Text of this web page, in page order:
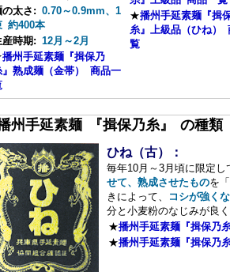
の太さ: 0.70～0.9mm、1
約400本
産時期: 12月～2月
播州手延素麺『揖保乃
』熟成麺（金帯） 商品一
★播州手延素麺『揖
糸』上級品（ひね）
覧
州手延素麺 『揖保乃糸』 の種類
ひね（古）：
毎年10月～3月頃に限定し
せて、熟成させたものを
きによって、
コシが強く
分と小麦粉のなじみが良
★播州手延素麺『揖保乃
★播州手延素麺『揖保乃